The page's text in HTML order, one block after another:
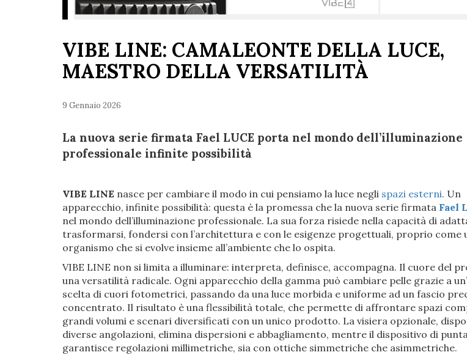
VIBE LINE: CAMALEONTE DELLA LUCE,
MAESTRO DELLA VERSATILITÀ
9 Gennaio 2026
La nuova serie firmata Fael LUCE porta nel mondo dell’illuminazione
professionale infinite possibilità
VIBE LINE nasce per cambiare il modo in cui pensiamo la luce negli spazi esterni. Un
apparecchio, infinite possibilità: questa è la promessa che la nuova serie firmata Fael
nel mondo dell’illuminazione professionale. La sua forza risiede nella capacità di
trasformarsi, fondersi con l’architettura e con le esigenze progettuali, proprio come
organismo che si evolve insieme all’ambiente che lo ospita.
VIBE LINE non si limita a illuminare: interpreta, definisce, accompagna. Il cuore del
una versatilità radicale. Ogni apparecchio della gamma può cambiare pelle grazie a
scelta di cuori fotometrici, passando da una luce morbida e uniforme ad un fascio
concentrato. Il risultato è una flessibilità totale, che permette di affrontare spazi
grandi volumi e scenari diversificati con un unico prodotto. La visiera opzionale,
diverse angolazioni, elimina dispersioni e abbagliamento, mentre il dispositivo di
garantisce regolazioni millimetriche, sia con ottiche simmetriche che asimmetriche.